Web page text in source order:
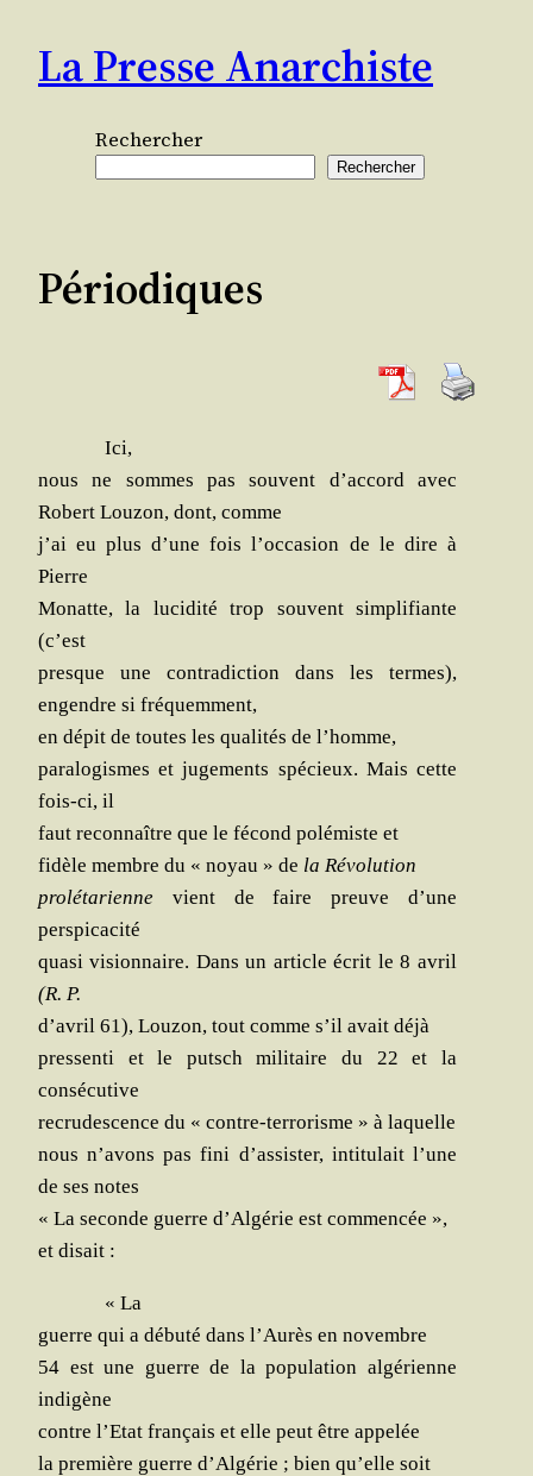
contenu
La Presse Anarchiste
Rechercher
Rechercher
Périodiques
Ici,
nous ne sommes pas sou­vent d’accord avec
Robert Lou­zon, dont, comme
j’ai eu plus d’une fois l’occasion de le dire à
Pierre
Monatte, la luci­di­té trop sou­vent sim­pli­fiante
(c’est
presque une contra­dic­tion dans les termes),
engendre si fréquemment,
en dépit de toutes les qua­li­tés de l’homme,
para­lo­gismes et juge­ments spé­cieux. Mais cette
fois-ci, il
faut recon­naître que le fécond polé­miste et
fidèle membre du « noyau » de la Révo­lu­tion
pro­lé­ta­rienne vient de faire preuve d’une
perspicacité
qua­si vision­naire. Dans un article écrit le 8 avril
(R. P.
d’avril 61), Lou­zon, tout comme s’il avait déjà
pres­sen­ti et le putsch mili­taire du 22 et la
consécutive
recru­des­cence du « contre-ter­ro­risme » à laquelle
nous n’avons pas fini d’assister, inti­tu­lait l’une
de ses notes
« La seconde guerre d’Algérie est commencée »,
et disait :
« La
guerre qui a débu­té dans l’Aurès en novembre
54 est une guerre de la popu­la­tion algé­rienne
indigène
contre l’Etat fran­çais et elle peut être appelée
la pre­mière guerre d’Algérie ; bien qu’elle soit